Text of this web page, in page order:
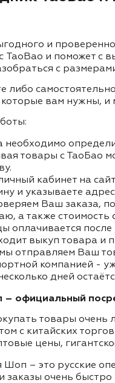
и
TaoBao и поможет с
с
либо
вам нужны, и
необходимо
товары с ТаоБао
кабинет на
и указываете
Ваш заказа,
а также стоимость
оплачивается
выкуп товара и
мы отправляем Ваш
компанией -
дней
– официальный
товары очень
с китайских
цены,
Шоп – это русские
заказы очень быстро